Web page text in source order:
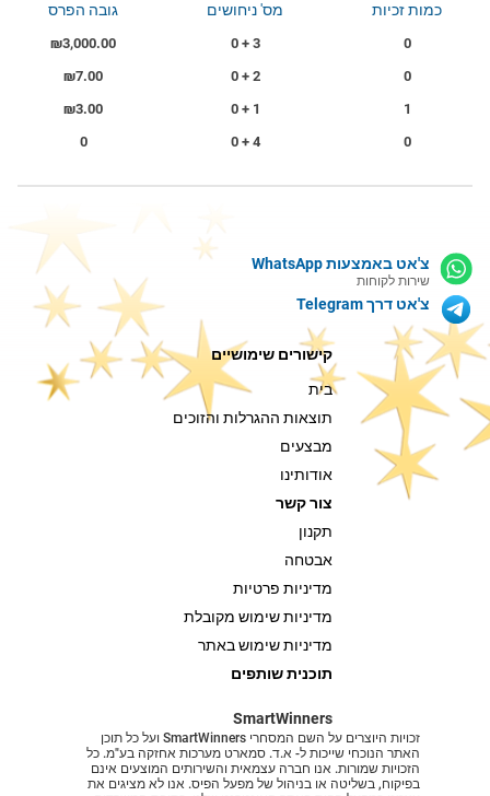
כמות זכיות מס' ניחושים גובה הפרס
0
0
1
0
3 + 0
2 + 0
1 + 0
4 + 0
₪3,000.00
₪7.00
₪3.00
0
צ'אט באמצעות WhatsApp
שירות לקוחות
צ'אט דרך Telegram
קישורים שימושיים
בית
תוצאות ההגרלות והזוכים
מבצעים
אודותינו
צור קשר
תקנון
אבטחה
מדיניות פרטיות
מדיניות שימוש מקובלת
מדיניות שימוש באתר
תוכנית שותפים
SmartWinners
זכויות היוצרים על השם המסחרי SmartWinners ועל כל תוכן
האתר הנוכחי שייכות ל- א.ד. סמארט מערכות אחזקה בע"מ. כל
הזכויות שמורות. אנו חברה עצמאית והשירותים המוצעים אינם
בפיקוח, בשליטה או בניהול של מפעל הפיס. אנו לא מציגים את